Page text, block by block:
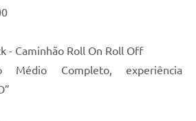
- Caminhão Roll On Roll Off
Médio Completo, experiência